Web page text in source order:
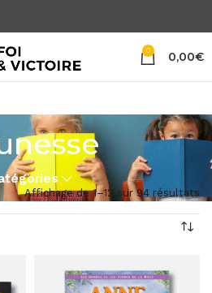
0 0,00€
Affichage de 1–12 sur 94 résultats